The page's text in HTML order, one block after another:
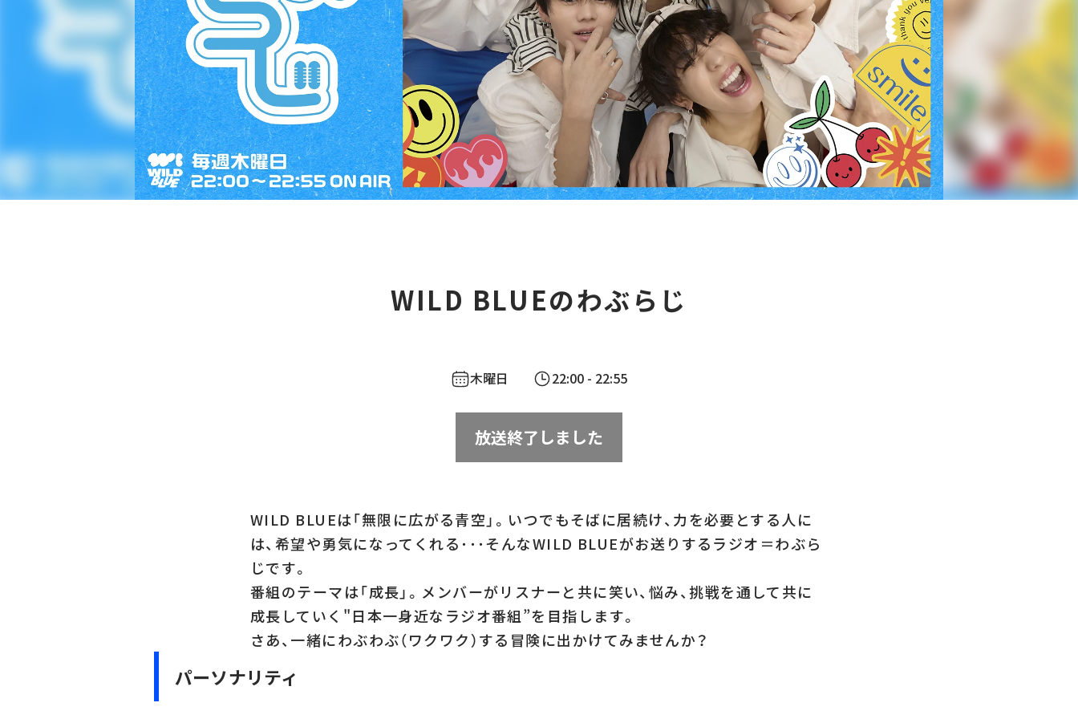
WILD BLUEのわぶらじ
木曜日 22:00 - 22:55
放送終了しました
WILD BLUEは「無限に広がる青空」。いつでもそばに居続け、力を必要とする人に
は、希望や勇気になってくれる･･･そんなWILD BLUEがお送りするラジオ＝わぶら
じです。
番組のテーマは「成長」。メンバーがリスナーと共に笑い、悩み、挑戦を通して共に
成長していく"日本一身近なラジオ番組”を目指します。
さあ、一緒にわぶわぶ（ワクワク）する冒険に出かけてみませんか？
パーソナリティ